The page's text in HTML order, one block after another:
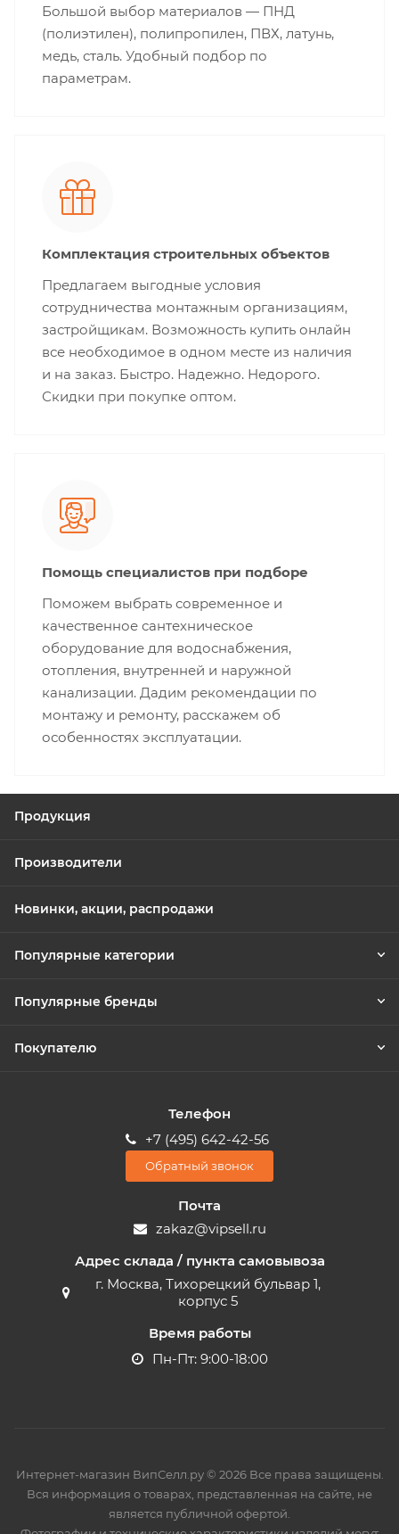
Большой выбор материалов — ПНД
(полиэтилен), полипропилен, ПВХ, латунь,
медь, сталь. Удобный подбор по
параметрам.
Комплектация строительных объектов
Предлагаем выгодные условия
сотрудничества монтажным организациям,
застройщикам. Возможность купить онлайн
все необходимое в одном месте из наличия
и на заказ. Быстро. Надежно. Недорого.
Скидки при покупке оптом.
Помощь специалистов при подборе
Поможем выбрать современное и
качественное сантехническое
оборудование для водоснабжения,
отопления, внутренней и наружной
канализации. Дадим рекомендации по
монтажу и ремонту, расскажем об
особенностях эксплуатации.
Продукция
Производители
Новинки, акции, распродажи
Популярные категории
Популярные бренды
Покупателю
Телефон
+7 (495) 642-42-56
Обратный звонок
Почта
zakaz@vipsell.ru
Адрес склада / пункта самовывоза
г. Москва, Тихорецкий бульвар 1,
корпус 5
Время работы
Пн-Пт: 9:00-18:00
Интернет-магазин ВипСелл.ру © 2026 Все права защищены.
Вся информация о товарах, представленная на сайте, не
является публичной офертой.